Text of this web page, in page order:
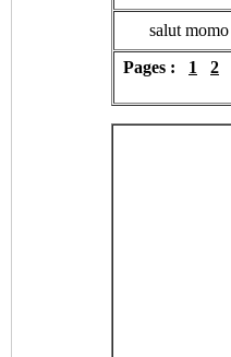
salut
Pages :
1 2